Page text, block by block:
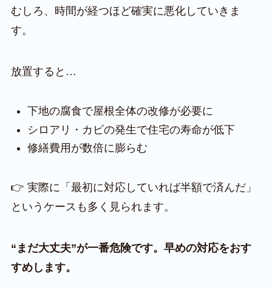
むしろ、時間が経つほど確実に悪化していきま
す。
放置すると…
下地の腐食で屋根全体の改修が必要に
シロアリ・カビの発生で住宅の寿命が低下
修繕費用が数倍に膨らむ
👉 実際に「最初に対応していれば半額で済んだ」
というケースも多く見られます。
“まだ大丈夫”が一番危険です。早めの対応をおす
すめします。